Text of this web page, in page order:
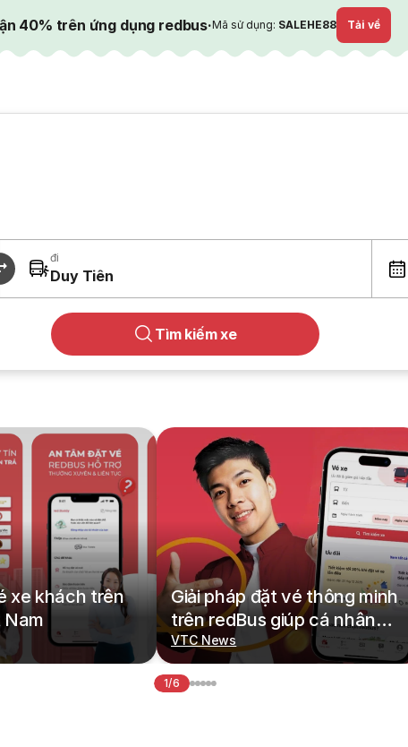
40% trên ứng dụng redbus·Mã sử dụng: SALEHE88 Tải về
đi
Duy Tiên
Tìm kiếm xe
xe khách trên
Nam
Giải pháp đặt vé thông minh
trên redBus giúp cá nhân
hoá hành trình di chuyển
VTC News
1/6